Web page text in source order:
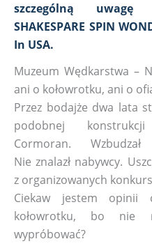
szczególną uwagę
SHAKESPARE SPIN
In USA.
Muzeum Wędkarstwa –
ani o kołowrotku, ani o
Przez bodajże dwa lata
podobnej
Cormoran.
Nie znalazł nabywcy.
z organizowanych
Ciekaw jestem opinii
kołowrotku, bo nie
wypróbować?